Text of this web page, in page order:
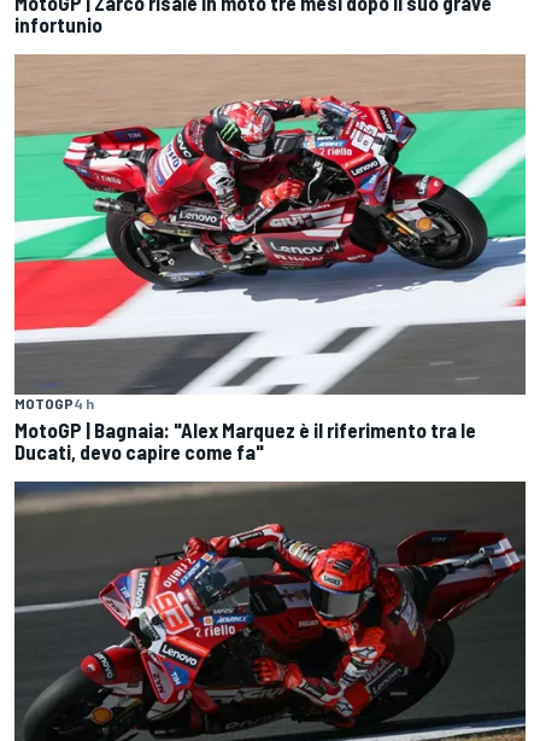
infortunio
MOTOGP4 h
MotoGP | Bagnaia: "Alex Marquez è il riferimento tra le
Ducati, devo capire come fa"